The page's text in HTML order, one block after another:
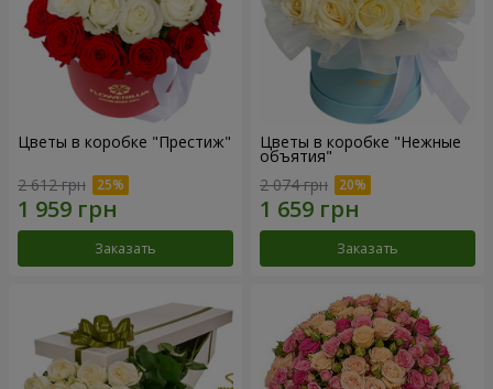
Цветы в коробке "Престиж"
2 612 грн
Заказать
Цветы в коробке "Нежные
объятия"
2 074 грн
Заказать